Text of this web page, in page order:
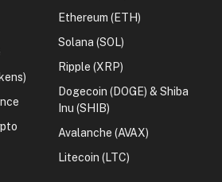
Ethereum (ETH)
Solana (SOL)
Ripple (XRP)
Dogecoin (DOGE) & Shiba
Inu (SHIB)
Avalanche (AVAX)
Litecoin (LTC)